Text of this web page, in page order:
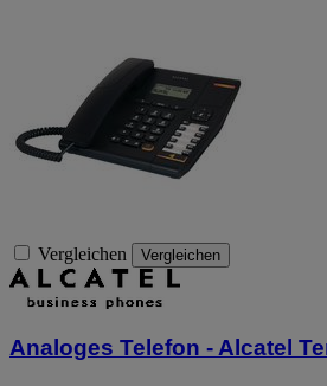
Vergleichen Vergleichen
Analoges Telefon - Alcatel